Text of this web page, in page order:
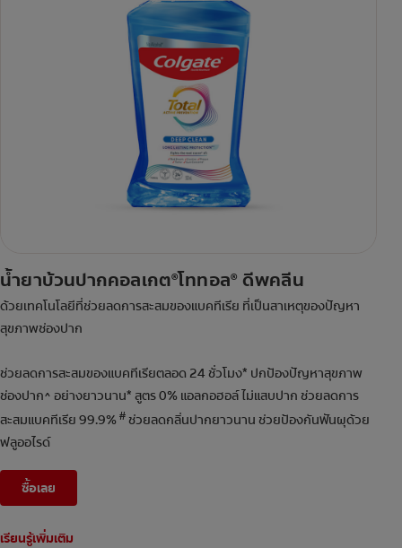
น้ำยาบ้วนปากคอลเกต®โททอล® ดีพคลีน
ด้วยเทคโนโลยีที่ช่วยลดการสะสมของแบคทีเรีย ที่เป็นสาเหตุของปัญหา
สุขภาพช่องปาก
ช่วยลดการสะสมของแบคทีเรียตลอด 24 ชั่วโมง* ปกป้องปัญหาสุขภาพ
ช่องปาก^ อย่างยาวนาน* สูตร 0% แอลกอฮอล์ ไม่แสบปาก ช่วยลดการ
สะสมแบคทีเรีย 99.9%# ช่วยลดกลิ่นปากยาวนาน ช่วยป้องกันฟันผุด้วย
ฟลูออไรด์
ซื้อเลย
เรียนรู้เพิ่มเติม